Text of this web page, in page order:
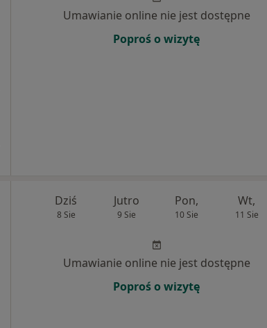
Umawianie online nie jest dostępne
Poproś o wizytę
Dziś
8 Sie
Jutro
9 Sie
Pon,
10 Sie
Wt,
11 Sie
Umawianie online nie jest dostępne
Poproś o wizytę